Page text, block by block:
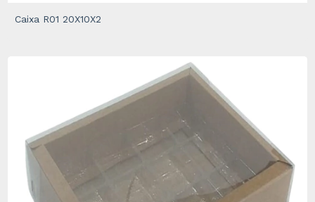
Caixa R01 20X10X2